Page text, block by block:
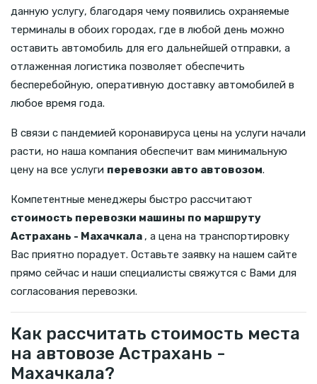
данную услугу, благодаря чему появились охраняемые
терминалы в обоих городах, где в любой день можно
оставить автомобиль для его дальнейшей отправки, а
отлаженная логистика позволяет обеспечить
бесперебойную, оперативную доставку автомобилей в
любое время года.
В связи с пандемией коронавируса цены на услуги начали
расти, но наша компания обеспечит вам минимальную
цену на все услуги перевозки авто автовозом.
Компетентные менеджеры быстро рассчитают
стоимость перевозки машины по маршруту
Астрахань - Махачкала , а цена на транспортировку
Вас приятно порадует. Оставьте заявку на нашем сайте
прямо сейчас и наши специалисты свяжутся с Вами для
согласования перевозки.
Как рассчитать стоимость места
на автовозе Астрахань -
Махачкала?